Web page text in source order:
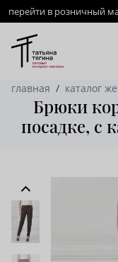
перейти в розничный
главная каталог
Брюки
посадке, с